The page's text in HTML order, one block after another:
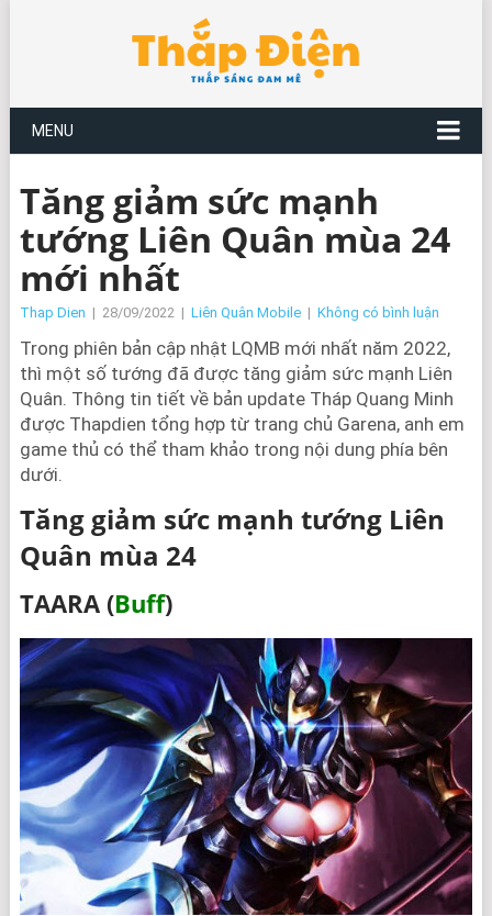
MENU
Tăng giảm sức mạnh
tướng Liên Quân mùa 24
mới nhất
Thap Dien | 28/09/2022 | Liên Quân Mobile | Không có bình luận
Trong phiên bản cập nhật LQMB mới nhất năm 2022,
thì một số tướng đã được tăng giảm sức mạnh Liên
Quân. Thông tin tiết về bản update Tháp Quang Minh
được Thapdien tổng hợp từ trang chủ Garena, anh em
game thủ có thể tham khảo trong nội dung phía bên
dưới.
Tăng giảm sức mạnh tướng Liên
Quân mùa 24
TAARA (Buff)